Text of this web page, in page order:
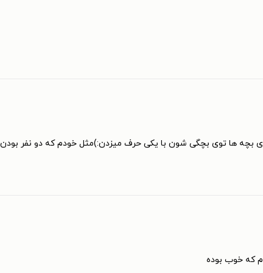
بچه ها توی بچگی شون با یکی حرف میزدن:)مثل خودم که دو نفر
که خوب بوده